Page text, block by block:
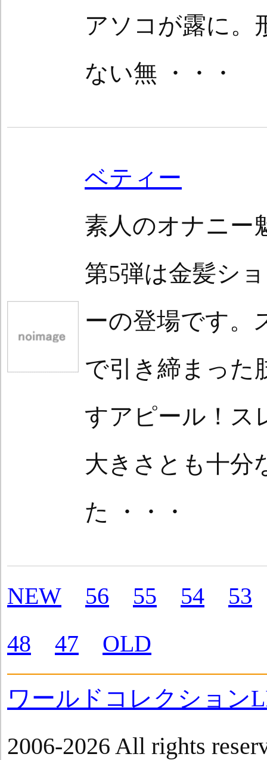
アソコが露に。
ない無 ・・・
ベティー
素人のオナニー
第5弾は金髪シ
ーの登場です。
で引き締まった
すアピール！ス
大きさとも十分
た ・・・
NEW 56 55 54
53
48
47 OLD
ワールドコレクション
2006-2026 All rights